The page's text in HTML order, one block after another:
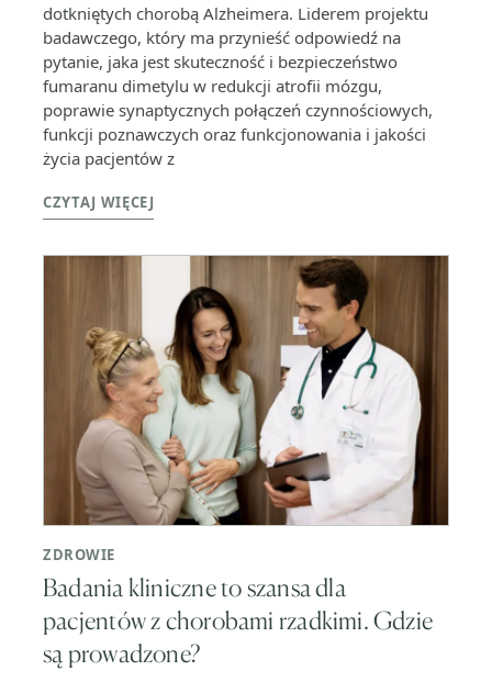
dotkniętych chorobą Alzheimera. Liderem projektu
badawczego, który ma przynieść odpowiedź na
pytanie, jaka jest skuteczność i bezpieczeństwo
fumaranu dimetylu w redukcji atrofii mózgu,
poprawie synaptycznych połączeń czynnościowych,
funkcji poznawczych oraz funkcjonowania i jakości
życia pacjentów z
CZYTAJ WIĘCEJ
ZDROWIE
Badania kliniczne to szansa dla
pacjentów z chorobami rzadkimi. Gdzie
są prowadzone?